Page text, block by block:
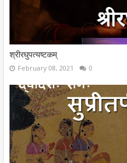
श्रीरघुपत्यष्टकम्
February 08, 2021 0